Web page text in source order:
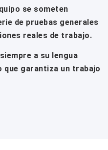
se someten
de pruebas generales
reales de trabajo.
a su lengua
que garantiza un trabajo